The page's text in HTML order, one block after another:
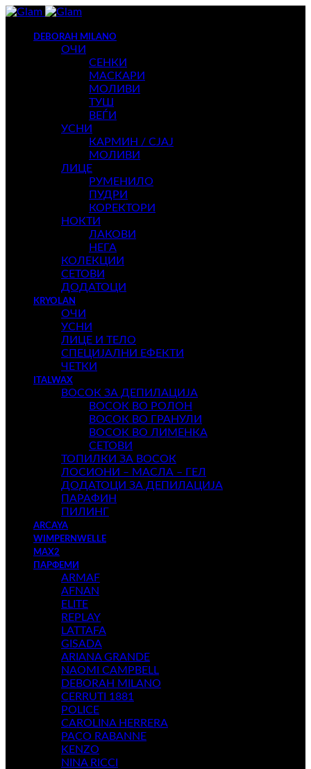
DEBORAH MILANO
ОЧИ
СЕНКИ
МАСКАРИ
МОЛИВИ
ТУШ
ВЕЃИ
УСНИ
КАРМИН / СЈАЈ
МОЛИВИ
ЛИЦЕ
РУМЕНИЛО
ПУДРИ
КОРЕКТОРИ
НОКТИ
ЛАКОВИ
НЕГА
КОЛЕКЦИИ
СЕТОВИ
ДОДАТОЦИ
KRYOLAN
ОЧИ
УСНИ
ЛИЦЕ И ТЕЛО
СПЕЦИЈАЛНИ ЕФЕКТИ
ЧЕТКИ
ITALWAX
ВОСОК ЗА ДЕПИЛАЦИЈА
ВОСОК ВО РОЛОН
ВОСОК ВО ГРАНУЛИ
ВОСОК ВО ЛИМЕНКА
СЕТОВИ
ТОПИЛКИ ЗА ВОСОК
ЛОСИОНИ – МАСЛА – ГЕЛ
ДОДАТОЦИ ЗА ДЕПИЛАЦИЈА
ПАРАФИН
ПИЛИНГ
ARCAYA
WIMPERNWELLE
MAX2
ПАРФЕМИ
ARMAF
AFNAN
ELITE
REPLAY
LATTAFA
GISADA
ARIANA GRANDE
NAOMI CAMPBELL
DEBORAH MILANO
CERRUTI 1881
POLICE
CAROLINA HERRERA
PACO RABANNE
KENZO
NINA RICCI